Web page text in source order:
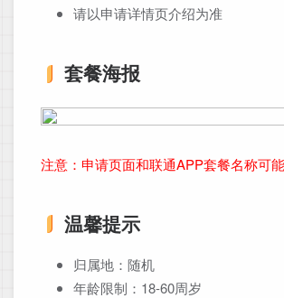
请以申请详情页介绍为准
套餐海报
注意：申请页面和联通APP套餐名称可
温馨提示
归属地：随机
年龄限制：18-60周岁